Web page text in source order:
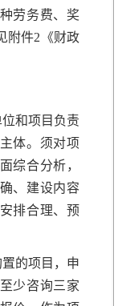
劳务费、奖
附件2《财政
和项目负责
体。须对项
综合分析，
、建设内容
排合理、预
的项目，申
少咨询三家